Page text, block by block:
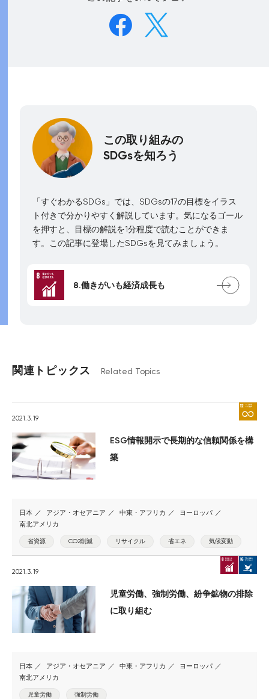
この取り組みの
SDGsを知ろう
「すぐわかるSDGs」では、SDGsの17の目標をイラス
ト付きで分かりやすく解説しています。気になるゴール
を押すと、目標の解説を1分程度で読むことができま
す。この記事に登場したSDGsを見てみましょう。
8.働きがいも経済成長も
関連トピックス Related Topics
2021.3.19
ESG情報開示で長期的な信頼関係を構
築
日本 アジア・オセアニア 中東・アフリカ
ヨーロッパ
南北アメリカ
省資源 CO2削減 リサイクル 省エネ 気候変動
2021.3.19
児童労働、強制労働、紛争鉱物の排除
に取り組む
日本 アジア・オセアニア 中東・アフリカ
ヨーロッパ
南北アメリカ
児童労働 強制労働